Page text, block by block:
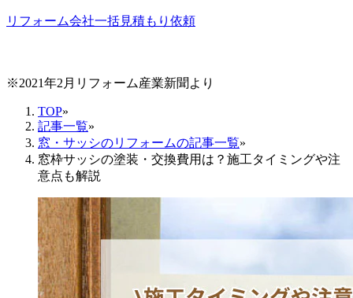
リフォーム会社一括見積もり依頼
※2021年2月リフォーム産業新聞より
TOP»
記事一覧»
窓・サッシのリフォームの記事一覧»
窓枠サッシの塗装・交換費用は？施工タイミングや注
意点も解説